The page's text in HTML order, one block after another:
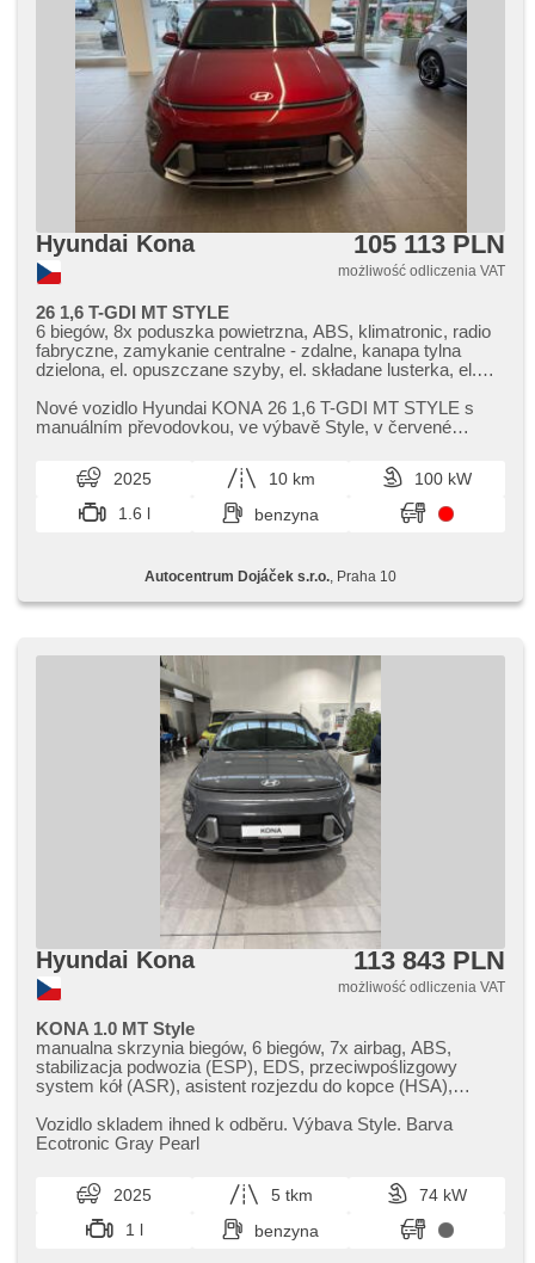
Hyundai Kona 105 113 PLN
możliwość odliczenia VAT
26 1,6 T-GDI MT STYLE
6 biegów, 8x poduszka powietrzna, ABS, klimatronic, radio
fabryczne, zamykanie centralne - zdalne, kanapa tylna
dzielona, el. opuszczane szyby, el. składane lusterka, el.
immobilizer, felgi aluminiowe, manualna skrzynia biegów,
kierownica wielofunkcyjna, regulowana kierownica,
wspomaganie układu kierowniczego, przeciwpoślizgowy
system kół (ASR), nawigacja satelitarna, stabilizacja
podwozia (ESP), tempomat, USB, podgrzewane fotele,
podgrzewane lusterka, hands free, 2 strefowa klimatyzacja,
přední, parkovací senzory zadní, asistent rozjezdu do
kopce (HSA), hlídání provozu při couvání (RCTA), LED
ovládání palubního počítače, elektronická ruční brzda
Nové vozidlo Hyundai KONA 26 1,​6 T​-GDI MT STYLE s
manuálním převodovkou,​ ve výbavě Style,​ v červené
2025 10 km
100 kW
1.6 l
benzyna
Autocentrum Dojáček s.r.o. , Praha 10
Hyundai Kona 113 843 PLN
możliwość odliczenia VAT
KONA 1.0 MT Style
manualna skrzynia biegów, 6 biegów, 7x airbag, ABS,
stabilizacja podwozia (ESP), EDS, przeciwpoślizgowy
system kół (ASR), asistent rozjezdu do kopce (HSA),
klimatyzacja, klimatronic, tempomat, LED denní svícení,
automatické přepínání dálkových světel, felgi aluminiowe,
štít, elektronická ruční brzda, nawigacja satelitarna,
parkovací senzory přední, parkovací senzory zadní,
asystent parkowania, parkovací kamera, bezklíčové
startování, bezklíčové odemykání, czujnik reflektorów,
Vozidlo skladem ihned k odběru. Výbava Style. Barva
Ecotronic Gray Pearl
2025 5 tkm
74 kW
1 l
benzyna